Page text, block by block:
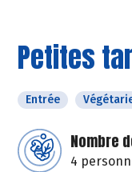
Petites
Entrée
Nombre
4